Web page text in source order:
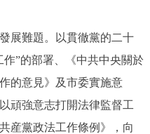
РУССКИЙ ЯЗЫК
PORTUGUÊS
難題。以貫徹黨的二十
”的部署、《中共中央關於
的意見》及市委實施意
頑強意志打開法律監督工
産黨政法工作條例》，向